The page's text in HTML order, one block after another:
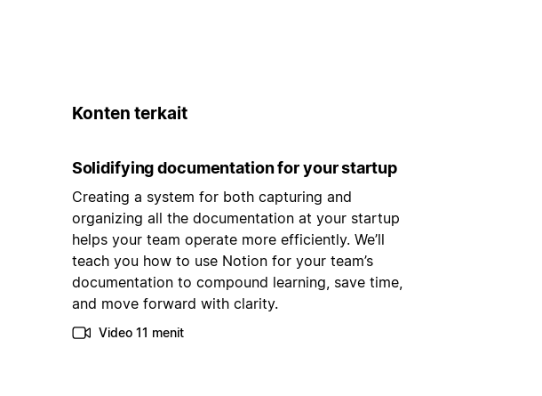
Konten terkait
Solidifying documentation for your startup
Creating a system for both capturing and
organizing all the documentation at your startup
helps your team operate more efficiently. We’ll
teach you how to use Notion for your team’s
documentation to compound learning, save time,
and move forward with clarity.
Video 11 menit